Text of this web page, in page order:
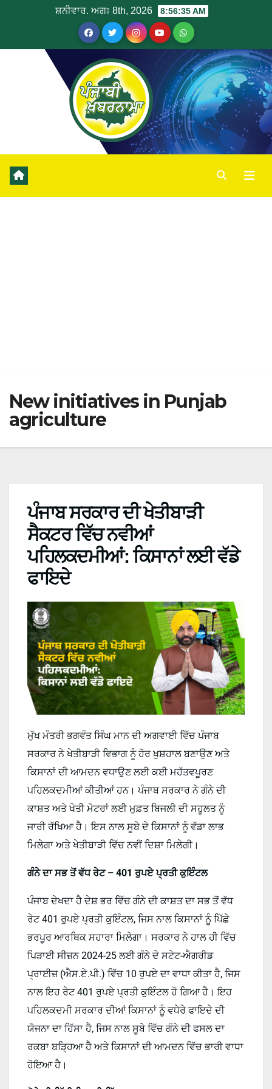
ਸ਼ਨੀਵਾਰ. ਅਗਃ 8th, 2026 8:56:35 AM
New initiatives in Punjab
agriculture
ਪੰਜਾਬ ਸਰਕਾਰ ਦੀ ਖੇਤੀਬਾੜੀ
ਸੈਕਟਰ ਵਿੱਚ ਨਵੀਆਂ
ਪਹਿਲਕਦਮੀਆਂ: ਕਿਸਾਨਾਂ ਲਈ ਵੱਡੇ
ਫਾਇਦੇ
ਮੁੱਖ ਮੰਤਰੀ ਭਗਵੰਤ ਸਿੰਘ ਮਾਨ ਦੀ ਅਗਵਾਈ ਵਿੱਚ ਪੰਜਾਬ
ਸਰਕਾਰ ਨੇ ਖੇਤੀਬਾੜੀ ਵਿਭਾਗ ਨੂੰ ਹੋਰ ਖੁਸ਼ਹਾਲ ਬਣਾਉਣ ਅਤੇ
ਕਿਸਾਨਾਂ ਦੀ ਆਮਦਨ ਵਧਾਉਣ ਲਈ ਕਈ ਮਹੱਤਵਪੂਰਣ
ਪਹਿਲਕਦਮੀਆਂ ਕੀਤੀਆਂ ਹਨ। ਪੰਜਾਬ ਸਰਕਾਰ ਨੇ ਗੰਨੇ ਦੀ
ਕਾਸ਼ਤ ਅਤੇ ਖੇਤੀ ਮੋਟਰਾਂ ਲਈ ਮੁਫ਼ਤ ਬਿਜਲੀ ਦੀ ਸਹੂਲਤ ਨੂੰ
ਜਾਰੀ ਰੱਖਿਆ ਹੈ। ਇਸ ਨਾਲ ਸੂਬੇ ਦੇ ਕਿਸਾਨਾਂ ਨੂੰ ਵੱਡਾ ਲਾਭ
ਮਿਲੇਗਾ ਅਤੇ ਖੇਤੀਬਾੜੀ ਵਿੱਚ ਨਵੀਂ ਦਿਸ਼ਾ ਮਿਲੇਗੀ।
ਗੰਨੇ ਦਾ ਸਭ ਤੋਂ ਵੱਧ ਰੇਟ – 401 ਰੁਪਏ ਪ੍ਰਤੀ ਕੁਇੰਟਲ
ਪੰਜਾਬ ਦੇਖਦਾ ਹੈ ਦੇਸ਼ ਭਰ ਵਿੱਚ ਗੰਨੇ ਦੀ ਕਾਸ਼ਤ ਦਾ ਸਭ ਤੋਂ ਵੱਧ
ਰੇਟ 401 ਰੁਪਏ ਪ੍ਰਤੀ ਕੁਇੰਟਲ, ਜਿਸ ਨਾਲ ਕਿਸਾਨਾਂ ਨੂੰ ਪਿੱਛੇ
ਭਰਪੂਰ ਆਰਥਿਕ ਸਹਾਰਾ ਮਿਲੇਗਾ। ਸਰਕਾਰ ਨੇ ਹਾਲ ਹੀ ਵਿੱਚ
ਪਿੜਾਈ ਸੀਜ਼ਨ 2024-25 ਲਈ ਗੰਨੇ ਦੇ ਸਟੇਟ-ਐਗਰੀਡ
ਪ੍ਰਾਈਜ਼ (ਐਸ.ਏ.ਪੀ.) ਵਿੱਚ 10 ਰੁਪਏ ਦਾ ਵਾਧਾ ਕੀਤਾ ਹੈ, ਜਿਸ
ਨਾਲ ਇਹ ਰੇਟ 401 ਰੁਪਏ ਪ੍ਰਤੀ ਕੁਇੰਟਲ ਹੋ ਗਿਆ ਹੈ। ਇਹ
ਪਹਿਲਕਦਮੀ ਸਰਕਾਰ ਦੀਆਂ ਕਿਸਾਨਾਂ ਨੂੰ ਵਧੇਰੇ ਫਾਇਦੇ ਦੀ
ਯੋਜਨਾ ਦਾ ਹਿੱਸਾ ਹੈ, ਜਿਸ ਨਾਲ ਸੂਬੇ ਵਿੱਚ ਗੰਨੇ ਦੀ ਫਸਲ ਦਾ
ਰਕਬਾ ਬੜ੍ਹਿਆ ਹੈ ਅਤੇ ਕਿਸਾਨਾਂ ਦੀ ਆਮਦਨ ਵਿੱਚ ਭਾਰੀ ਵਾਧਾ
ਹੋਇਆ ਹੈ।